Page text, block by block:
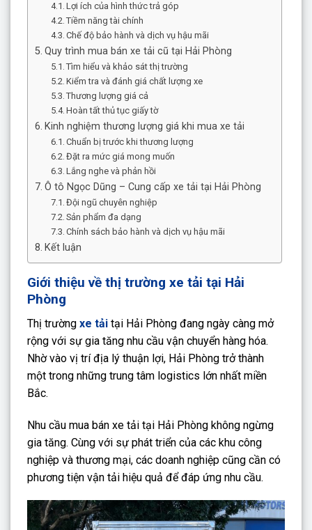
Lợi ích của hình thức trả góp
Tiềm năng tài chính
Chế độ bảo hành và dịch vụ hậu mãi
Quy trình mua bán xe tải cũ tại Hải Phòng
Tìm hiểu và khảo sát thị trường
Kiểm tra và đánh giá chất lượng xe
Thương lượng giá cả
Hoàn tất thủ tục giấy tờ
Kinh nghiệm thương lượng giá khi mua xe tải
Chuẩn bị trước khi thương lượng
Đặt ra mức giá mong muốn
Lắng nghe và phản hồi
Ô tô Ngọc Dũng – Cung cấp xe tải tại Hải Phòng
Đội ngũ chuyên nghiệp
Sản phẩm đa dạng
Chính sách bảo hành và dịch vụ hậu mãi
Kết luận
Giới thiệu về thị trường xe tải tại Hải
Phòng
Thị trường xe tải tại Hải Phòng đang ngày càng mở
rộng với sự gia tăng nhu cầu vận chuyển hàng hóa.
Nhờ vào vị trí địa lý thuận lợi, Hải Phòng trở thành
một trong những trung tâm logistics lớn nhất miền
Bắc.
Nhu cầu mua bán xe tải tại Hải Phòng không ngừng
gia tăng. Cùng với sự phát triển của các khu công
nghiệp và thương mại, các doanh nghiệp cũng cần có
phương tiện vận tải hiệu quả để đáp ứng nhu cầu.